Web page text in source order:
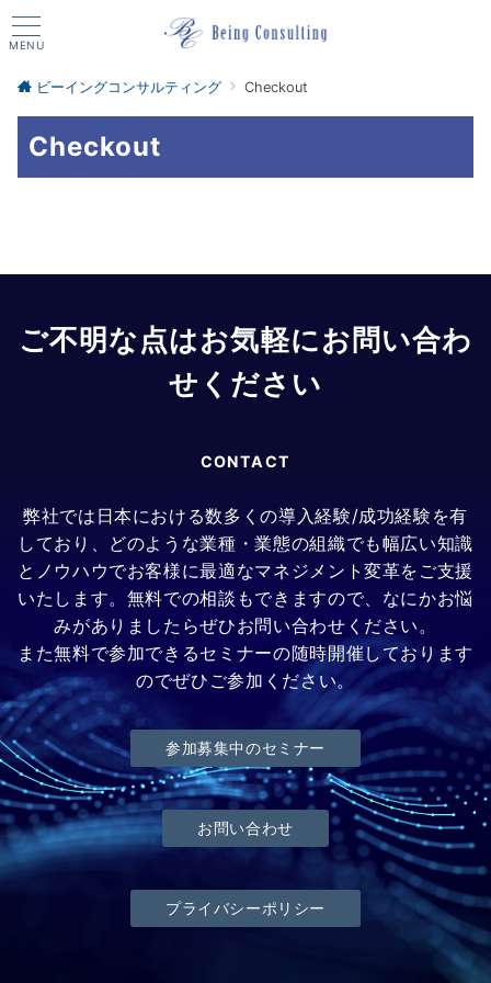
MENU
ビーイングコンサルティング Checkout
Checkout
ご不明な点はお気軽にお問い合わ
せください
CONTACT
弊社では日本における数多くの導入経験/成功経験を有
しており、どのような業種・業態の組織でも幅広い知識
とノウハウでお客様に最適なマネジメント変革をご支援
いたします。無料での相談もできますので、なにかお悩
みがありましたらぜひお問い合わせください。
また無料で参加できるセミナーの随時開催しております
のでぜひご参加ください。
参加募集中のセミナー
お問い合わせ
プライバシーポリシー